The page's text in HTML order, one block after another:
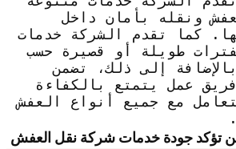
ونقله بأمان داخل
كما تقدم الشركة خدمات
طويلة أو قصيرة حسب
إلى ذلك، تضمن
عمل يتمتع بالكفاءة
مع جميع أنواع العفش
تؤكد جودة خدمات شركة نقل العفش